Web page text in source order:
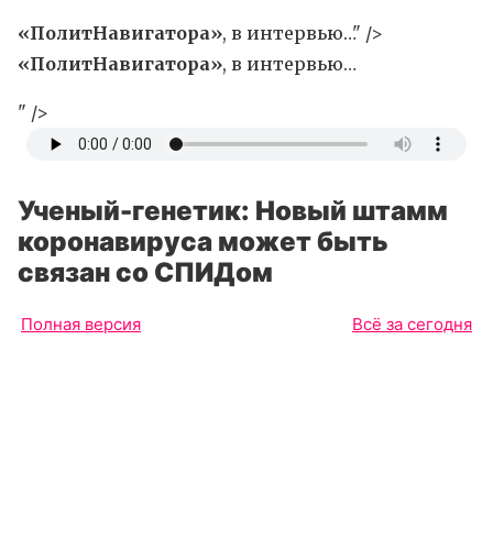
«ПолитНавигатора», в интервью…" />
«ПолитНавигатора», в интервью…
" />
Ученый-генетик: Новый штамм
коронавируса может быть
связан со СПИДом
Полная версия Всё за сегодня